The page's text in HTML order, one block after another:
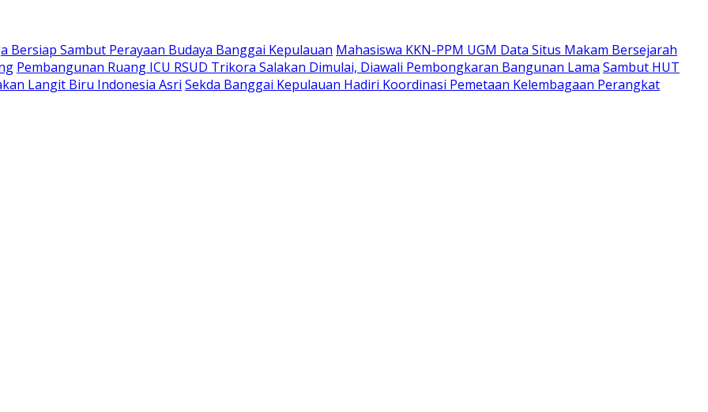
Bersiap Sambut Perayaan Budaya Banggai Kepulauan Mahasiswa KKN-PPM UGM Data Situs Makam Bersejarah
Pembangunan Ruang ICU RSUD Trikora Salakan Dimulai, Diawali Pembongkaran Bangunan Lama Sambut HUT
Langit Biru Indonesia Asri Sekda Banggai Kepulauan Hadiri Koordinasi Pemetaan Kelembagaan Perangkat